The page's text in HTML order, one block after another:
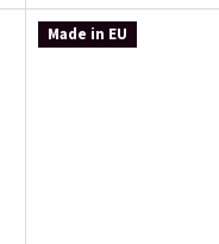
Made in EU